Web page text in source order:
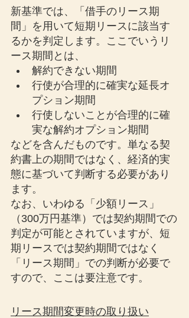
新基準では、「借手のリース期
間」を用いて短期リースに該当す
るかを判定します。ここでいうリ
ース期間とは、
解約できない期間
行使が合理的に確実な延長オ
プション期間
行使しないことが合理的に確
実な解約オプション期間
などを含んだものです。単なる契
約書上の期間ではなく、経済的実
態に基づいて判断する必要があり
ます。
なお、いわゆる「少額リース」
（300万円基準）では契約期間での
判定が可能とされていますが、短
期リースでは契約期間ではなく
「リース期間」での判断が必要で
すので、ここは要注意です。
リース期間変更時の取り扱い